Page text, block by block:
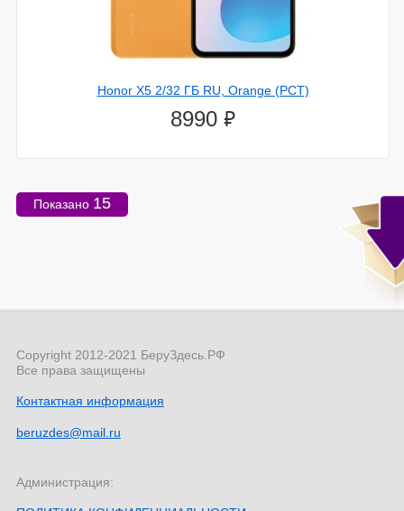
Honor X5 2/32 ГБ RU, Orange (РСТ)
8990 ⃏
Показано 15
Copyright 2012-2021 БеруЗдесь.РФ
Все права защищены
Контактная информация
beruzdes@mail.ru
Администрация: